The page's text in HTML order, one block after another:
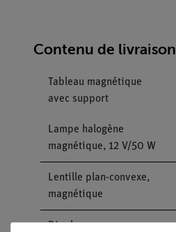
Contenu de livraison
Tableau magnétique
avec support
Lampe halogène
magnétique, 12 V/50 W
Lentille plan-convexe,
magnétique
Diaphragme avec